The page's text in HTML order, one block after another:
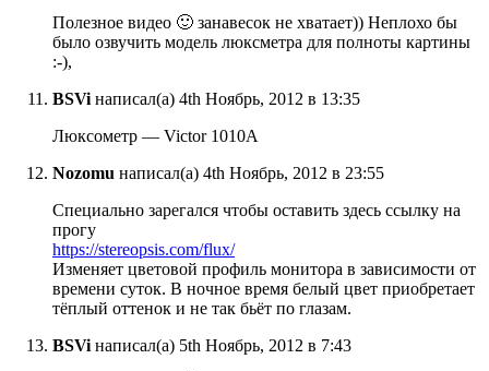
Полезное видео 🙂 занавесок не хватает)) Неплохо бы
было озвучить модель люксметра для полноты картины
:-),
BSVi написал(а) 4th Ноябрь, 2012 в 13:35
Люксометр — Victor 1010A
Nozomu написал(а) 4th Ноябрь, 2012 в 23:55
Специально зарегался чтобы оставить здесь ссылку на
прогу
https://stereopsis.com/flux/
Изменяет цветовой профиль монитора в зависимости от
времени суток. В ночное время белый цвет приобретает
тёплый оттенок и не так бьёт по глазам.
BSVi написал(а) 5th Ноябрь, 2012 в 7:43